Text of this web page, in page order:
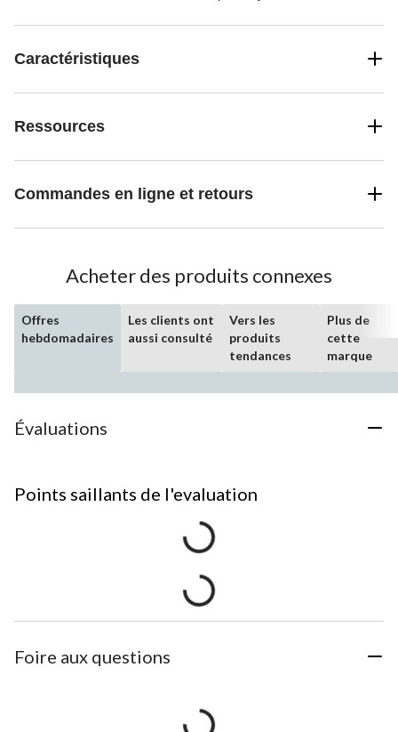
Caractéristiques
Ressources
Commandes en ligne et retours
Acheter des produits connexes
Offres
hebdomadaires
Les clients ont
aussi consulté
Vers les
produits
tendances
Plus de
cette
marque
Évaluations
Points saillants de l'evaluation
Foire aux questions